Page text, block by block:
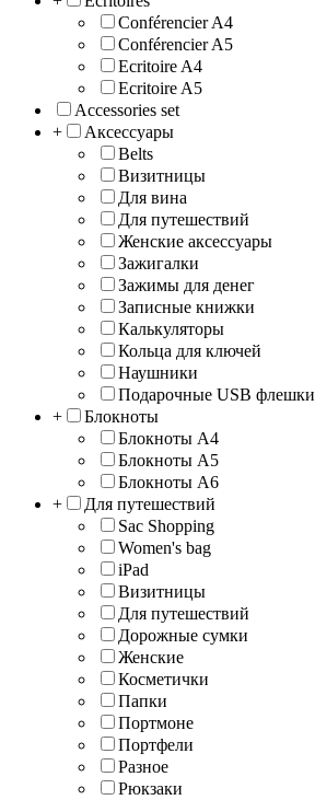
Conférencier A4
Conférencier A5
Ecritoire A4
Ecritoire A5
Accessories set
+
Аксессуары
Belts
Визитницы
Для вина
Для путешествий
Женские аксессуары
Зажигалки
Зажимы для денег
Записные книжки
Калькуляторы
Кольца для ключей
Наушники
Подарочные USB флешки
+
Блокноты
Блокноты A4
Блокноты A5
Блокноты A6
+
Для путешествий
Sac Shopping
Women's bag
iPad
Визитницы
Для путешествий
Дорожные сумки
Женские
Косметички
Папки
Портмоне
Портфели
Разное
Рюкзаки